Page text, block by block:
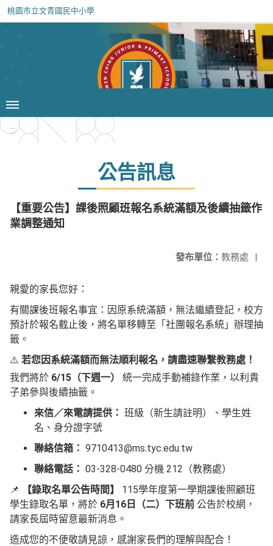
桃園市立文青國民中小學
:::
公告訊息
【重要公告】課後照顧班報名系統滿額及後續抽籤作
業調整通知
發布單位： 教務處 |
親愛的家長您好：
有關課後班報名事宜：因原系統滿額，無法繼續登記，校方
預計於報名截止後，將名單移轉至「社團報名系統」辦理抽
籤。
⚠️ 若您因系統滿額而無法順利報名，請盡速聯繫教務處！
我們將於 6/15（下週一）
統一完成手動補錄作業，以利貴
子弟參與後續抽籤。
來信／來電請提供： 班級（新生請註明）、學生姓
名、身分證字號
聯絡信箱： 9710413@ms.tyc.edu.tw
聯絡電話： 03-328-0480 分機 212（教務處）
📌
【錄取名單公告時間】
115學年度第一學期課後照顧班
學生錄取名單，將於 6月16日（二）下班前 公告於校網，
請家長屆時留意最新消息。
造成您的不便敬請見諒，感謝家長們的理解與配合！